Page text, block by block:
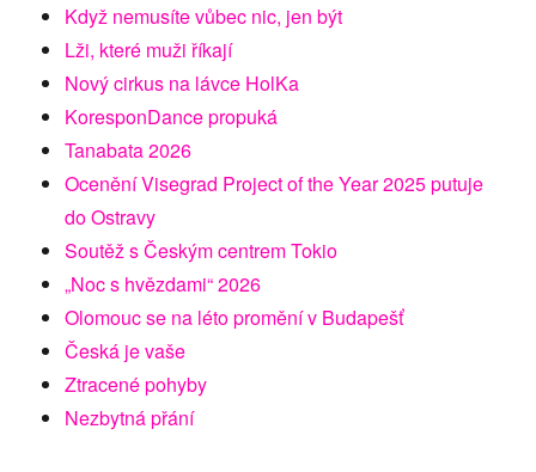
Když nemusíte vůbec nic, jen být
Lži, které muži říkají
Nový cirkus na lávce HolKa
KoresponDance propuká
Tanabata 2026
Ocenění Visegrad Project of the Year 2025 putuje
do Ostravy
Soutěž s Českým centrem Tokio
„Noc s hvězdami“ 2026
Olomouc se na léto promění v Budapešť
Česká je vaše
Ztracené pohyby
Nezbytná přání